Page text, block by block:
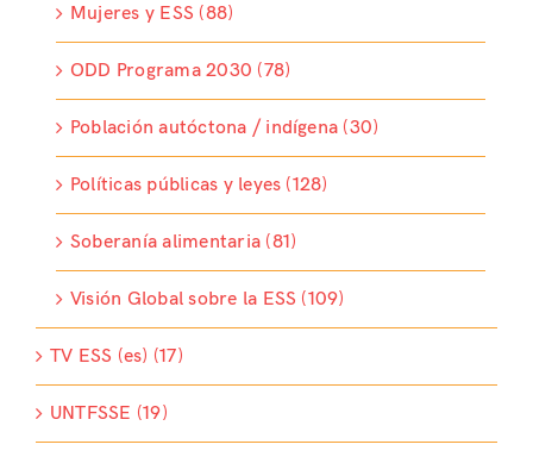
Mujeres y ESS (88)
ODD Programa 2030 (78)
Población autóctona / indígena (30)
Políticas públicas y leyes (128)
Soberanía alimentaria (81)
Visión Global sobre la ESS (109)
TV ESS (es) (17)
UNTFSSE (19)